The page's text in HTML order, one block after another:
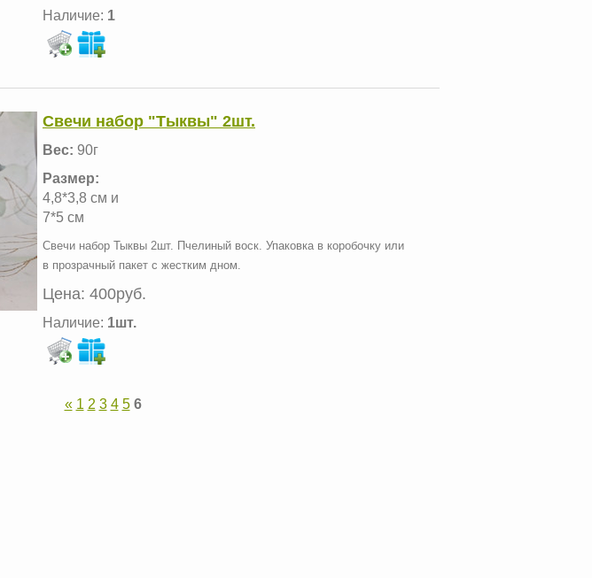
Наличие: 1
Свечи набор "Тыквы" 2шт.
Вес: 90г
Размер:
4,8*3,8 см и
7*5 см
Свечи набор Тыквы 2шт. Пчелиный воск. Упаковка в коробочку или
в прозрачный пакет с жестким дном.
Цена: 400руб.
Наличие: 1шт.
« 1 2 3 4 5 6